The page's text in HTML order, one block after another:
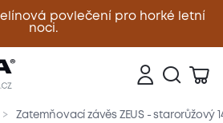
povlečení pro horké letní
noci.
Zavřít
Popis produktu Materiál
Zatemňovací závěs ZEUS - starorůžový